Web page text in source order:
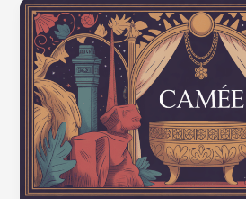
sublimer
votre
silhouette
sans
filtre
ni
pression